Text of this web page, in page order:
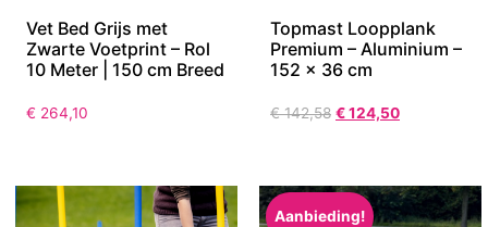
Vet Bed Grijs met
Zwarte Voetprint – Rol
10 Meter | 150 cm Breed
€ 264,10
Topmast Loopplank
Premium – Aluminium –
152 x 36 cm
€142,58 €124,50
Aanbieding!